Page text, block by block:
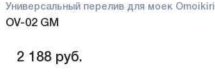
Универсальный перелив для моек Omoikiri
OV-02 GM
2 188 руб.